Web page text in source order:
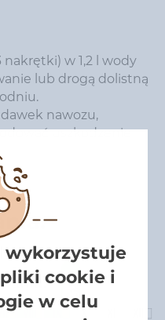
nakrętki) w 1,2 l wody
lub drogą dolistną
nawozu,
uszkodzenie
wykorzystuje
cookie i
w celu